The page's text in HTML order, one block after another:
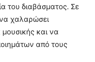
του διαβάσματος. Σε
χαλαρώσει
και να
από τους